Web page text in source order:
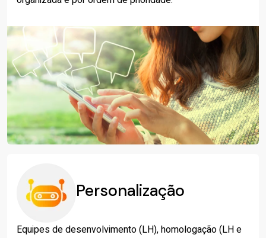
Personalização
Equipes de desenvolvimento (LH), homologação (LH e